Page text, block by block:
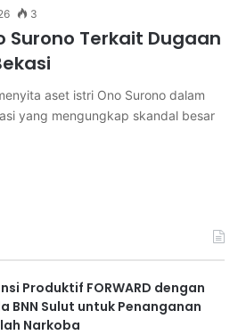
3
Surono Terkait Dugaan
aset istri Ono Surono dalam
yang mengungkap skandal besar
Produktif FORWARD dengan
BNN Sulut untuk Penanganan
Narkoba